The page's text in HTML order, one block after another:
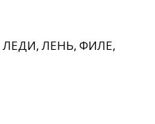
ЛЕНЬ, ФИЛЕ,